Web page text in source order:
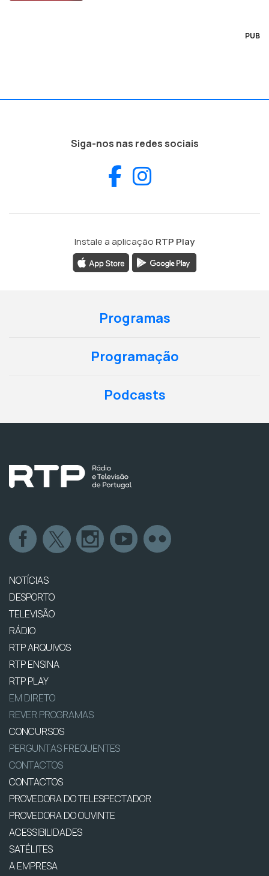
PUB
Siga-nos nas redes sociais
Facebook
Instale a aplicação RTP Play
Programas
Programação
Podcasts
NOTÍCIAS
DESPORTO
TELEVISÃO
RÁDIO
RTP ARQUIVOS
RTP ENSINA
RTP PLAY
EM DIRETO
REVER PROGRAMAS
CONCURSOS
PERGUNTAS FREQUENTES
CONTACTOS
CONTACTOS
PROVEDORA DO TELESPECTADOR
PROVEDORA DO OUVINTE
ACESSIBILIDADES
SATÉLITES
A EMPRESA